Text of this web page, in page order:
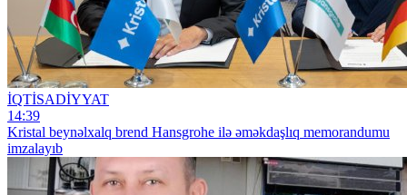
İQTİSADİYYAT
14:39
Kristal beynəlxalq brend Hansgrohe ilə əməkdaşlıq memorandumu
imzalayıb